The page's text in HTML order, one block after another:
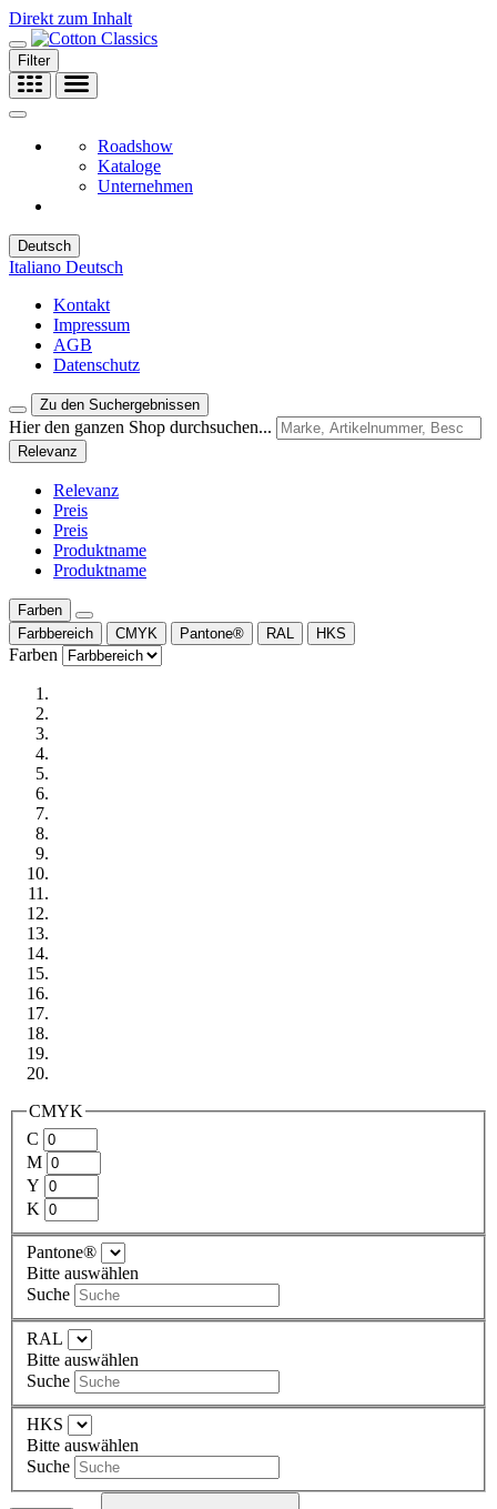
Direkt zum Inhalt
Filter
Roadshow
Kataloge
Unternehmen
Deutsch
Italiano Deutsch
Kontakt
Impressum
AGB
Datenschutz
Zu den Suchergebnissen
Hier den ganzen Shop durchsuchen...
Relevanz
Relevanz
Preis
Preis
Produktname
Produktname
Farben
Farbbereich
CMYK Pantone® RAL HKS
Farben
CMYK
C
M
Y
K
Pantone®
Bitte auswählen
Suche
RAL
Bitte auswählen
Suche
HKS
Bitte auswählen
Suche